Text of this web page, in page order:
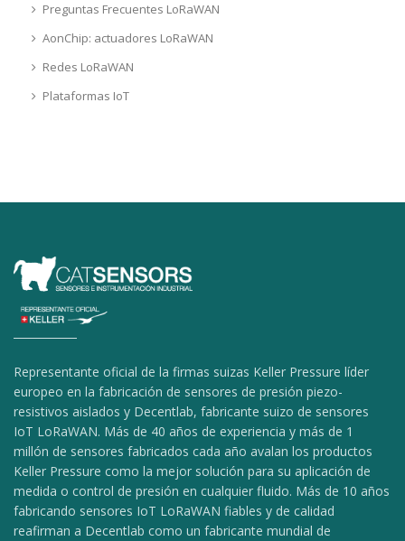
Preguntas Frecuentes LoRaWAN
AonChip: actuadores LoRaWAN
Redes LoRaWAN
Plataformas IoT
Representante oficial de la firmas suizas Keller Pressure líder
europeo en la fabricación de sensores de presión piezo-
resistivos aislados y Decentlab, fabricante suizo de sensores
IoT LoRaWAN. Más de 40 años de experiencia y más de 1
millón de sensores fabricados cada año avalan los productos
Keller Pressure como la mejor solución para su aplicación de
medida o control de presión en cualquier fluido. Más de 10 años
fabricando sensores IoT LoRaWAN fiables y de calidad
reafirman a Decentlab como un fabricante mundial de